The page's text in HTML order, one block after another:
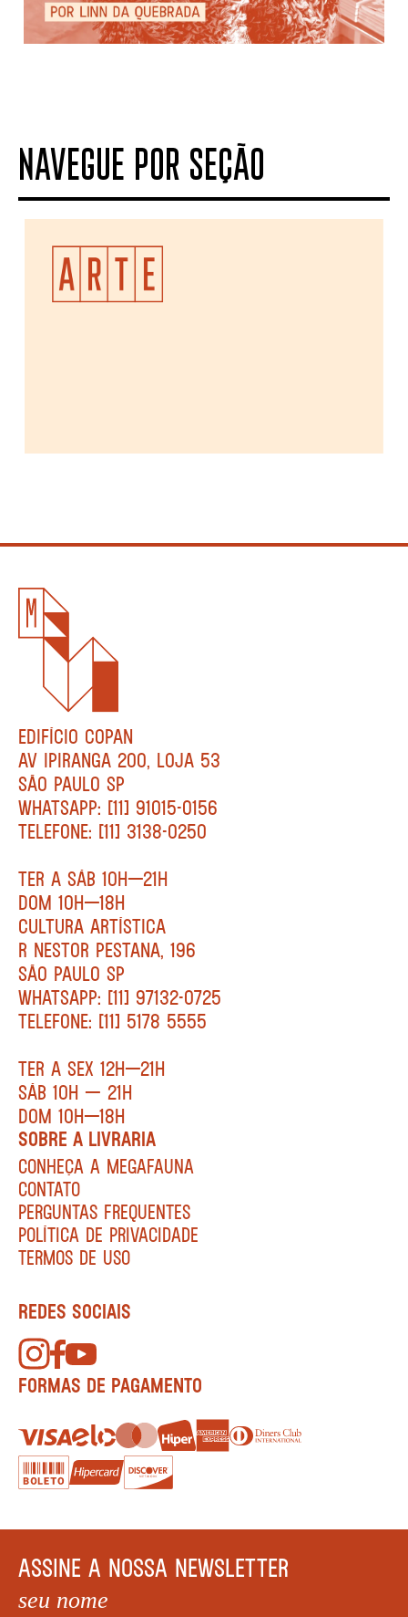
NAVEGUE POR SEÇÃO
EDIFÍCIO COPAN
AV IPIRANGA 200, LOJA 53
SÃO PAULO SP
WHATSAPP: [11] 91015-0156
TELEFONE: [11] 3138-0250
TER A SÁB 10H—21H
DOM 10H—18H
CULTURA ARTÍSTICA
R NESTOR PESTANA, 196
SÃO PAULO SP
WHATSAPP: [11] 97132-0725
TELEFONE: [11] 5178 5555
TER A SEX 12H—21H
SÁB 10H — 21H
DOM 10H—18H
SOBRE A LIVRARIA
CONHEÇA A MEGAFAUNA
CONTATO
PERGUNTAS FREQUENTES
POLÍTICA DE PRIVACIDADE
TERMOS DE USO
REDES SOCIAIS
FORMAS DE PAGAMENTO
ASSINE A NOSSA NEWSLETTER